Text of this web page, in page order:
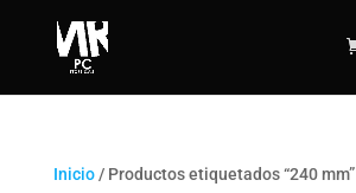
Inicio/ Productos etiquetados “240 mm”